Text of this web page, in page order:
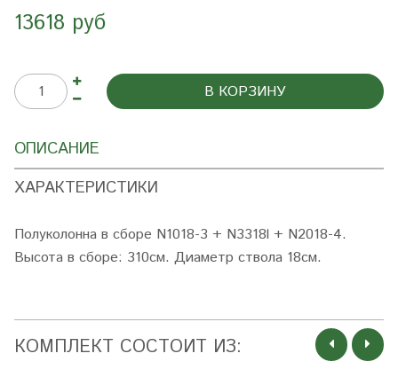
13618 руб
В КОРЗИНУ
ОПИСАНИЕ
ХАРАКТЕРИСТИКИ
Полуколонна в сборе N1018-3 + N3318l + N2018-4.
Высота в сборе: 310см. Диаметр ствола 18см.
КОМПЛЕКТ СОСТОИТ ИЗ: